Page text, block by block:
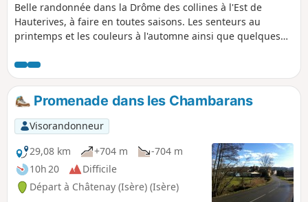
Belle randonnée dans la Drôme des collines à l'Est de
Hauterives, à faire en toutes saisons. Les senteurs au
printemps et les couleurs à l'automne ainsi que quelques
LES RANDONNEURS (SES) QUI PARCOURENT MES
RANDONNEES vous pouvez mettre des photos en indiquant
l'emplacement sur le circuit.
Promenade dans les Chambarans
Visorandonneur
29,08 km
+704 m
-704 m
10h 20
Difficile
Départ à Châtenay (Isère) (Isère)